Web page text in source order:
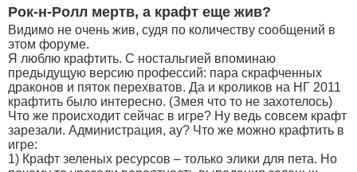
Рок-н-Ролл мертв, а крафт еще жив?
Видимо не очень жив, судя по количеству сообщений в
этом форуме.
Я люблю крафтить. С ностальгией впоминаю
предыдущую версию профессий: пара скрафченных
драконов и пяток перехватов. Да и кроликов на НГ 2011
крафтить было интересно. (Змея что то не захотелось)
Что же происходит сейчас в игре? Ну ведь совсем крафт
зарезали. Администрация, ау? Что же можно крафтить в
игре:
1) Крафт зеленых ресурсов – только элики для пета. Но